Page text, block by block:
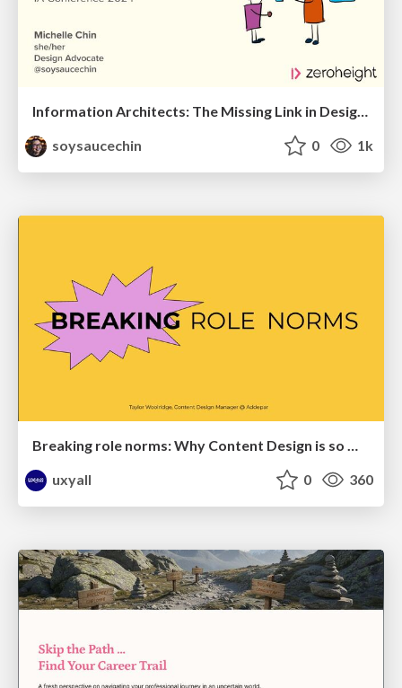
soysaucechin
0 1k
Breaking role norms: Why Content Design is so much more than writing copy - Taylor Woolridge
uxyall
0 360